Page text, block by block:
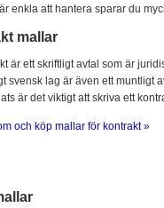
enkla att hantera sparar du
mallar
är ett skriftligt avtal som är
svensk lag är även ett muntligt
är det viktigt att skriva ett
och köp mallar för kontrakt »